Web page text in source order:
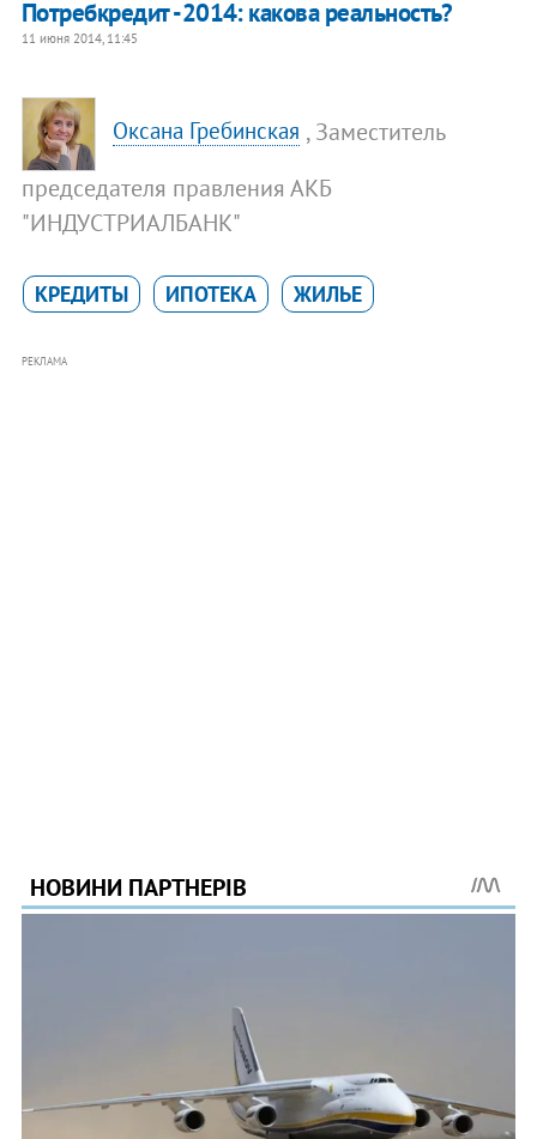
Потребкредит -2014: какова реальность?
11 июня 2014, 11:45
Оксана Гребинская , Заместитель
председателя правления АКБ
"ИНДУСТРИАЛБАНК"
КРЕДИТЫ ИПОТЕКА ЖИЛЬЕ
РЕКЛАМА